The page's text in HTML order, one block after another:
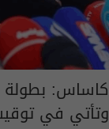
كاساس: بطولة
وتأتي في